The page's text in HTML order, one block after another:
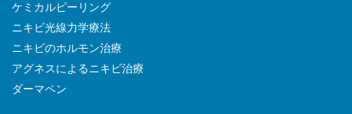
ケミカルピーリング
ニキビ光線力学療法
ニキビのホルモン治療
アグネスによるニキビ治療
ダーマペン